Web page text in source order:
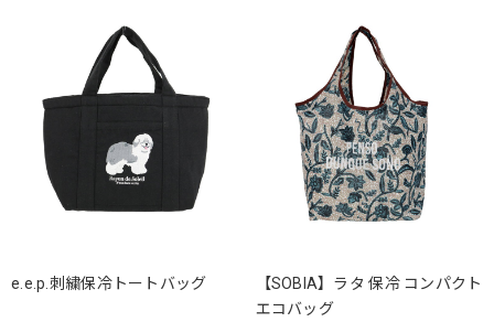
e.e.p.刺繍保冷トートバッグ
【SOBIA】ラタ 保冷 コンパクト
エコバッグ